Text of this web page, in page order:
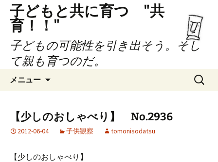
子どもと共に育つ "共
育！！"
子どもの可能性を引き出そう。そし
て親も育つのだ。
メニュー
ツ
キ
検
索:
【少しのおしゃべり】 No.2936
2012-06-04 子供観察 tomonisodatsu
【少しのおしゃべり】